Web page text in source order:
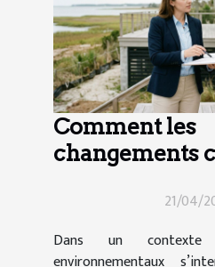
Comment les
changements
immobilier ?
21/04/
Dans un
environnementaux